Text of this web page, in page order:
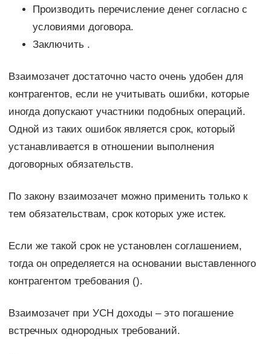
Производить перечисление денег согласно с
условиями договора.
Заключить .
Взаимозачет достаточно часто очень удобен для
контрагентов, если не учитывать ошибки, которые
иногда допускают участники подобных операций.
Одной из таких ошибок является срок, который
устанавливается в отношении выполнения
договорных обязательств.
По закону взаимозачет можно применить только к
тем обязательствам, срок которых уже истек.
Если же такой срок не установлен соглашением,
тогда он определяется на основании выставленного
контрагентом требования ().
Взаимозачет при УСН доходы – это погашение
встречных однородных требований.